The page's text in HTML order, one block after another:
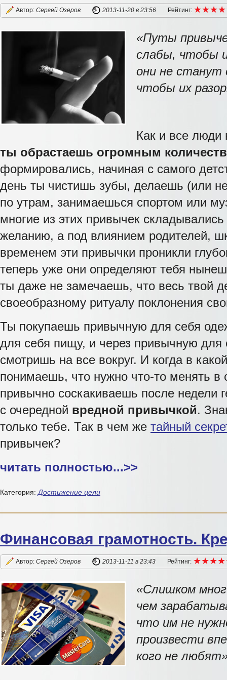
Автор: Сергей Озеров 2013-11-20 в 23:56 Рейтинг: ★★★★
★★★★
«Путы
слабы, чтобы
они не станут
чтобы их
Как и все
ты обрастаешь огромным
формировались, начиная с самого
день ты чистишь зубы, делаешь (или
по утрам, занимаешься спортом или
многие из этих привычек
желанию, а под влиянием родителей,
временем эти привычки проникли
теперь уже они определяют тебя
ты даже не замечаешь, что весь твой
своеобразному ритуалу поклонения
Ты покупаешь привычную для себя
для себя пищу, и через привычную для
смотришь на все вокруг. И когда в
понимаешь, что нужно что-то менять
привычно соскакиваешь после недели
с очередной вредной привычкой.
только тебе. Так в чем же тайный
привычек?
читать полностью...>>
Категория:Достижение цели
Финансовая грамотность.
Автор: Сергей Озеров 2013-11-11 в 23:43 Рейтинг: ★★★★
★★★★
«Слишком
чем
что им не
произвести
кого не